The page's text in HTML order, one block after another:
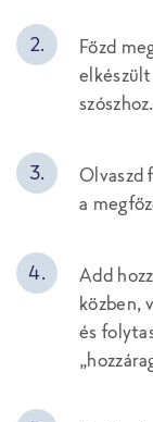
Főzd
szószhoz.
Olvaszd
a
Add
közben,
és